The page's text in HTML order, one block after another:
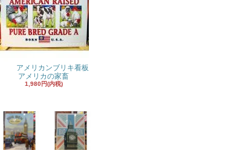
アメリカンブリキ看板
アメリカの家畜
1,980円(内税)